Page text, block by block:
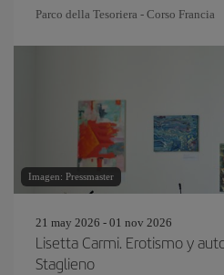
Parco della Tesoriera - Corso Francia
Imagen: Pressmaster
21 may 2026 - 01 nov 2026
Lisetta Carmi. Erotismo y
Staglieno